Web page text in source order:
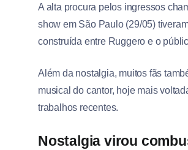
A alta procura pelos ingressos
show em São Paulo (29/05)
construída entre Ruggero e o
Além da nostalgia, muitos fãs
musical do cantor, hoje mais
trabalhos recentes.
Nostalgia virou